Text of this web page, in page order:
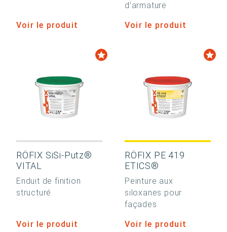
Voir le produit
d’armature
Voir le produit
RÖFIX SiSi-Putz®
VITAL
Enduit de finition
structuré
Voir le produit
RÖFIX PE 419
ETICS®
Peinture aux
siloxanes pour
façades
Voir le produit